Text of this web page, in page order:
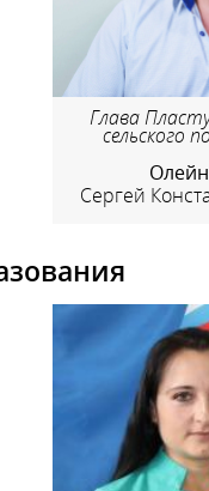
Глава
сельского
Сергей